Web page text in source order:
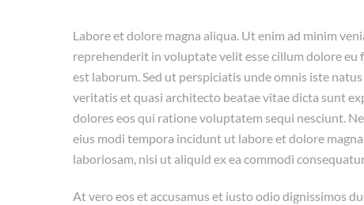
Labore et dolore magna aliqua. Ut enim ad minim
reprehenderit in voluptate velit esse cillum dolore
est laborum. Sed ut perspiciatis unde omnis iste
veritatis et quasi architecto beatae vitae dicta sunt
dolores eos qui ratione voluptatem sequi nesciunt.
eius modi tempora incidunt ut labore et dolore
laboriosam, nisi ut aliquid ex ea commodi
At vero eos et accusamus et iusto odio dignissimos